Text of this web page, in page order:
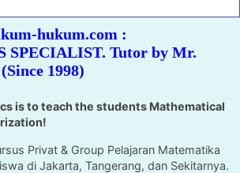
hukum.com :
SPECIALIST. Tutor by Mr.
1998)
is to teach the students Mathematical
Privat & Group Pelajaran Matematika
di Jakarta, Tangerang, dan Sekitarnya.